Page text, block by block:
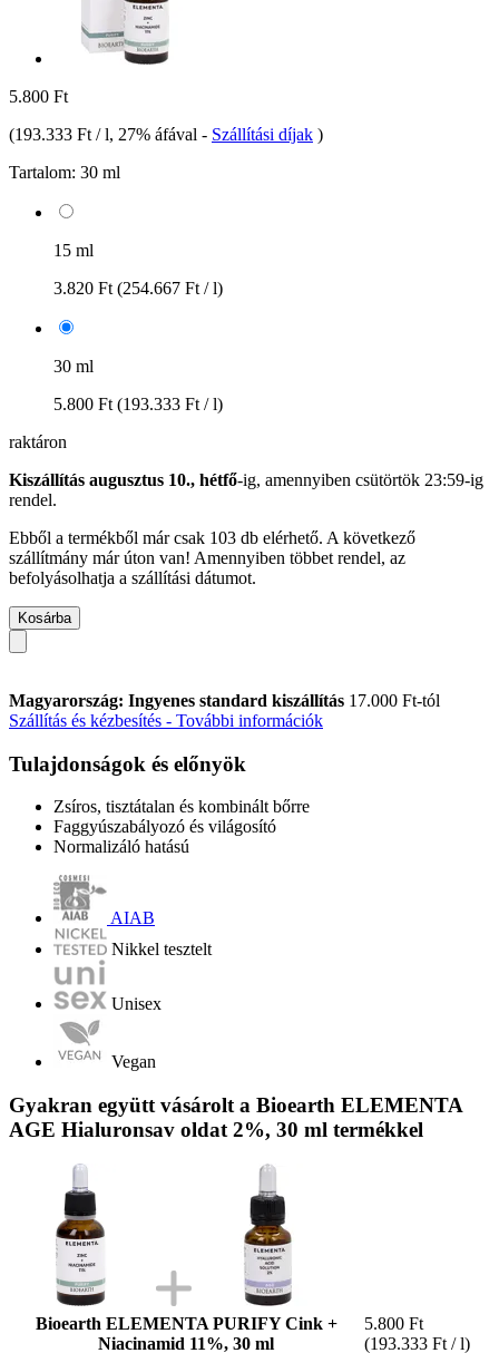
5.800 Ft
(193.333 Ft / l, 27% áfával - Szállítási díjak )
Tartalom: 30 ml
15 ml
3.820 Ft (254.667 Ft / l)
30 ml
5.800 Ft (193.333 Ft / l)
raktáron
Kiszállítás augusztus 10., hétfő-ig, amennyiben csütörtök 23:59-ig
rendel.
Ebből a termékből már csak 103 db elérhető. A következő
szállítmány már úton van! Amennyiben többet rendel, az
befolyásolhatja a szállítási dátumot.
Kosárba
Magyarország: Ingyenes standard kiszállítás 17.000 Ft-tól
Szállítás és kézbesítés - További információk
Tulajdonságok és előnyök
Zsíros, tisztátalan és kombinált bőrre
Faggyúszabályozó és világosító
Normalizáló hatású
AIAB
Nikkel tesztelt
Unisex
Vegan
Gyakran együtt vásárolt a Bioearth ELEMENTA
AGE Hialuronsav oldat 2%, 30 ml termékkel
Bioearth ELEMENTA PURIFY Cink +
Niacinamid 11%, 30 ml
5.800 Ft
(193.333 Ft / l)